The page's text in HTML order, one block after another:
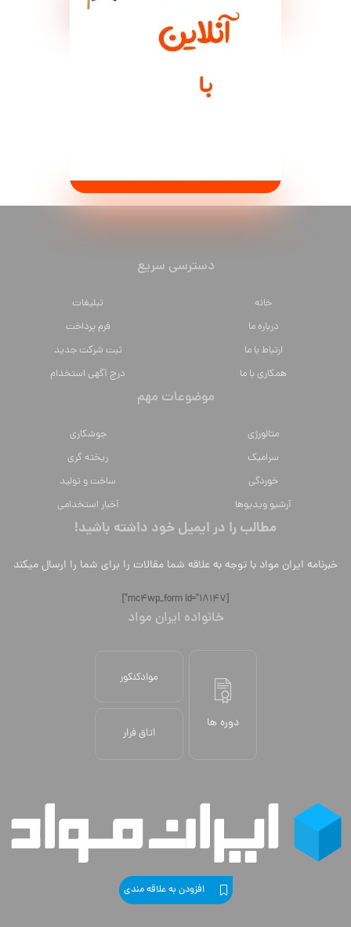
دسترسی سریع
خانه
تبلیغات
درباره ما
فرم پرداخت
ارتباط با ما
ثبت شرکت جدید
همکاری با ما
درج آگهی استخدام
موضوعات مهم
متالورژي
جوشکاری
سراميك
ریخته گری
خوردگی
ساخت و تولید
آرشیو ویدیوها
آخبار استخدامی
مطالب را در ایمیل خود داشته باشید!
خبرنامه ایران مواد با توجه به علاقه شما مقالات را برای شما را ارسال میکند
[mc4wp_form id="18147"]
خانواده ایران مواد
دوره ها
موادکنکور
اتاق فرار
افزودن به علاقه مندی